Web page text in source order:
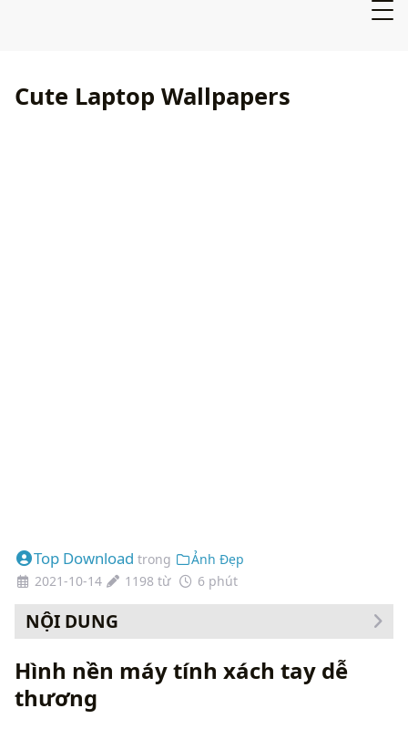
Cute Laptop Wallpapers
Top Download trong
Ảnh Đẹp
2021-10-14
1198 từ 6 phút
NỘI DUNG
Hình nền máy tính xách tay dễ
thương